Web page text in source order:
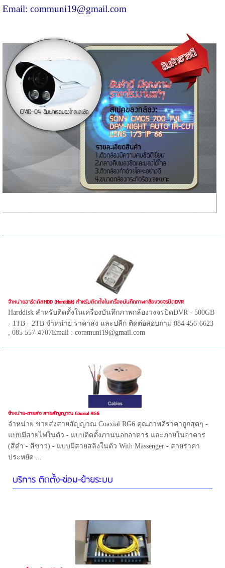
Email: communi19@gmail.com
จำหน่ายฮาร์ดดิสHDD (Harddisk) สำหรับติดตั้งในเครื่องบันทึกภาพกล้องวงจรปิดDVR
Harddisk สำหรับติดตั้งในเครื่องบันทึกภาพกล้องวงจรปิดDVR - 500GB
- 1TB - 2TB จำหน่าย ราคาส่ง และปลีก ติดต่อสอบถาม 084 456-6623
, 085 557-4707Email : communi19@gmail.com
จำหน่าย-ขายส่ง สายสัญญาณ Coaxial RG6
จำหน่าย ขายส่งสายสัญญาณ Coaxial RG6 คุณภาพดีราคาถูกสุดๆ -
แบบมีสายไฟในตัว - แบบติดตั้งภานนอกอาคาร และภายในอาคาร
(สีดำ - สีขาว) - แบบมีสายสลิงในตัว With Massenger - สายราคา
ประหยัด ...
บริการ ติดตั้ง-ซ่อม-ย้ายระบบ